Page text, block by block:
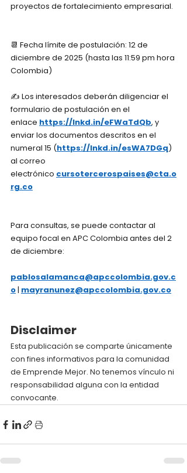
proyectos de fortalecimiento empresarial.
📆 Fecha límite de postulación: 12 de
diciembre de 2025 (hasta las 11:59 pm hora
Colombia)
✍ Los interesados deberán diligenciar el
formulario de postulación en el
enlace https://lnkd.in/eFWaTdQb, y
enviar los documentos descritos en el
numeral 15 (​https://lnkd.in/esWA7DGq)
al correo
electrónico cursotercerospaises@cta.o
rg.co
Para consultas, se puede contactar al
equipo focal en APC Colombia antes del 2
de diciembre:
pablosalamanca@apccolombia.gov.c
o | mayranunez@apccolombia.gov.co
Disclaimer
Esta publicación se comparte únicamente
con fines informativos para la comunidad
de Emprende Mejor. No tenemos vínculo ni
responsabilidad alguna con la entidad
convocante.